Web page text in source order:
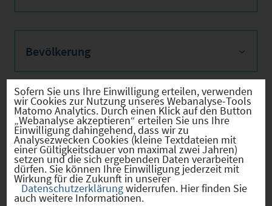
Bevölkerung
Sozialvers. Beschäftigte
Verkehrsinfrastruktur
Sofern Sie uns Ihre Einwilligung erteilen, verwenden
wir Cookies zur Nutzung unseres Webanalyse-Tools
Matomo Analytics. Durch einen Klick auf den Button
„Webanalyse akzeptieren“ erteilen Sie uns Ihre
Einwilligung dahingehend, dass wir zu
Analysezwecken Cookies (kleine Textdateien mit
einer Gültigkeitsdauer von maximal zwei Jahren)
setzen und die sich ergebenden Daten verarbeiten
dürfen. Sie können Ihre Einwilligung jederzeit mit
Wirkung für die Zukunft in unserer
Datenschutzerklärungwiderrufen. Hier finden Sie
auch weitere Informationen.